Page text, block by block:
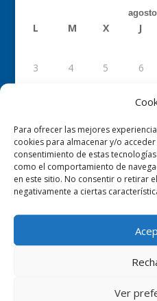
Para ofrecer las mejores
cookies para almacenar y/o
consentimiento de estas
como el comportamiento de
en este sitio. No consentir o retirar
negativamente a ciertas
Ver
L M X J
3
4 5 6
20
24
25 26 27
31
« May
Entradas recientes
Conelec S.A. necesita